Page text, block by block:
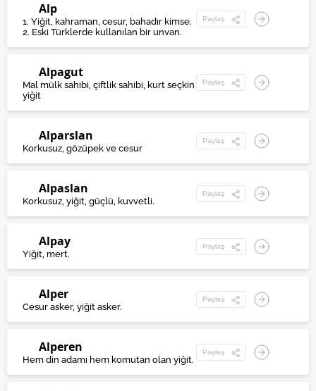
Alp
1. Yiğit, kahraman, cesur, bahadır kimse.
2. Eski Türklerde kullanılan bir unvan.
Paylaş
Alpagut
Mal mülk sahibi, çiftlik sahibi, kurt seçkin
yiğit
Paylaş
Alparslan
Korkusuz, gözüpek ve cesur
Paylaş
Alpaslan
Korkusuz, yiğit, güçlü, kuvvetli.
Paylaş
Alpay
Yiğit, mert.
Paylaş
Alper
Cesur asker, yiğit asker.
Paylaş
Alperen
Hem din adamı hem komutan olan yiğit.
Paylaş